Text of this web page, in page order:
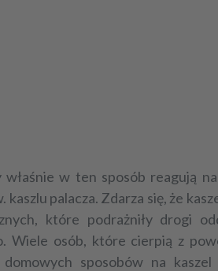
w ten sposób reagują
palacza. Zdarza się, że
które podrażniły drogi
Wiele osób, które cierpią z
domowych sposobów na kaszel